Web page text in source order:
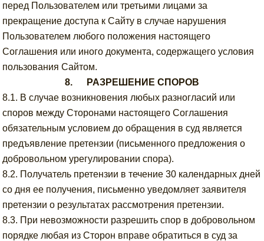
перед Пользователем или третьими лицами за
прекращение доступа к Сайту в случае нарушения
Пользователем любого положения настоящего
Соглашения или иного документа, содержащего условия
пользования Сайтом.
8. РАЗРЕШЕНИЕ СПОРОВ
8.1. В случае возникновения любых разногласий или
споров между Сторонами настоящего Соглашения
обязательным условием до обращения в суд является
предъявление претензии (письменного предложения о
добровольном урегулировании спора).
8.2. Получатель претензии в течение 30 календарных дней
со дня ее получения, письменно уведомляет заявителя
претензии о результатах рассмотрения претензии.
8.3. При невозможности разрешить спор в добровольном
порядке любая из Сторон вправе обратиться в суд за